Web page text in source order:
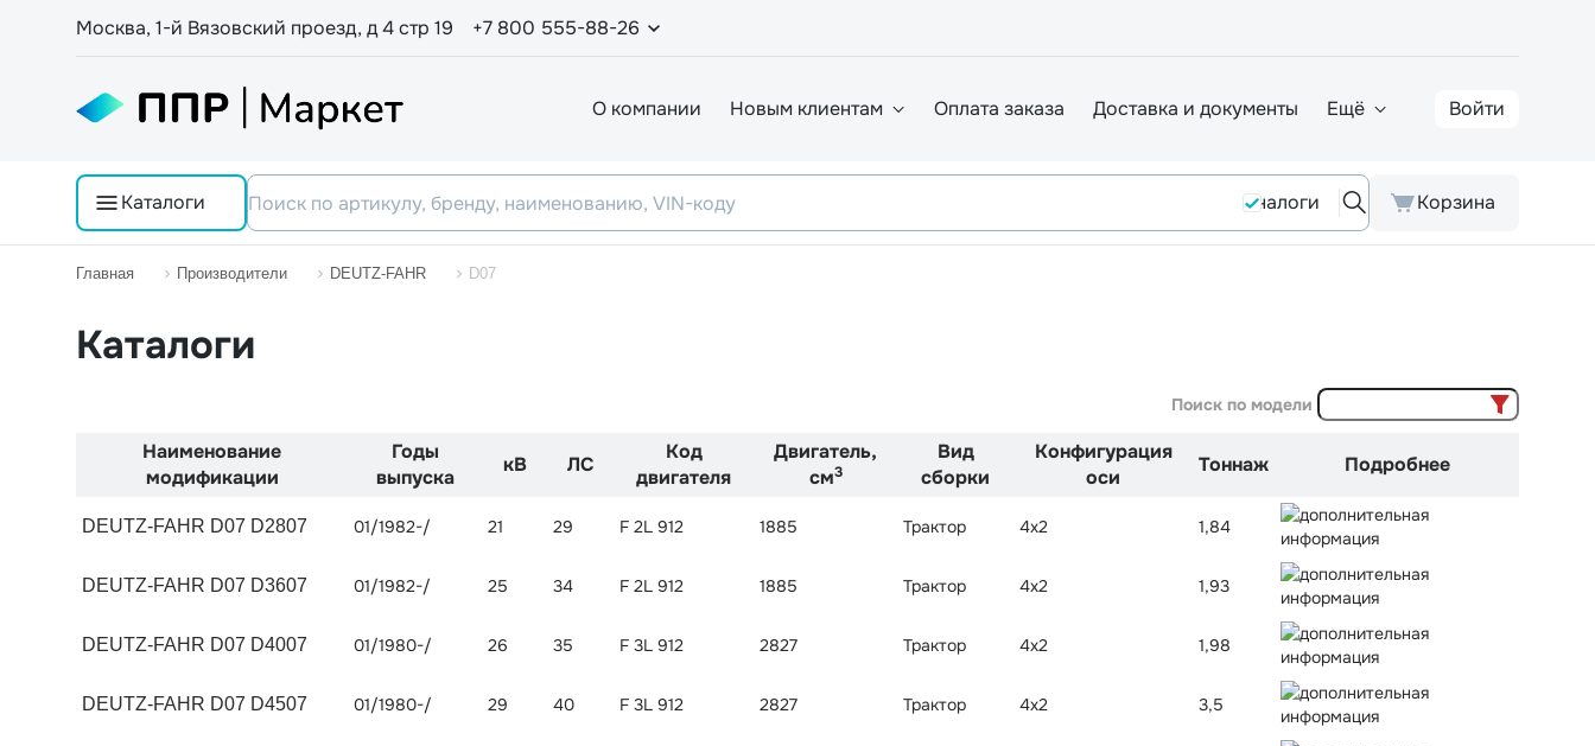
Москва, 1-й Вязовский проезд, д 4 стр 19 +7 800 555-88-26
О компании Новым клиентам Оплата заказа Доставка и документы Ещё Войти
Каталоги Аналоги Корзина
Главная Производители DEUTZ-FAHR D07
Каталоги
Поиск по модели
Наименование
модификации
Годы
выпуска
кВ ЛС
Код
двигателя
Двигатель,
см3
Вид
сборки
Конфигурация
оси
Тоннаж Подробнее
DEUTZ-FAHR D07 D2807 01/1982-/ 21 29 F 2L 912 1885 Трактор 4x2 1,84
DEUTZ-FAHR D07 D3607 01/1982-/ 25 34 F 2L 912 1885 Трактор 4x2 1,93
DEUTZ-FAHR D07 D4007 01/1980-/ 26 35 F 3L 912 2827 Трактор 4x2 1,98
DEUTZ-FAHR D07 D4507 01/1980-/ 29 40 F 3L 912 2827 Трактор 4x2 3,5